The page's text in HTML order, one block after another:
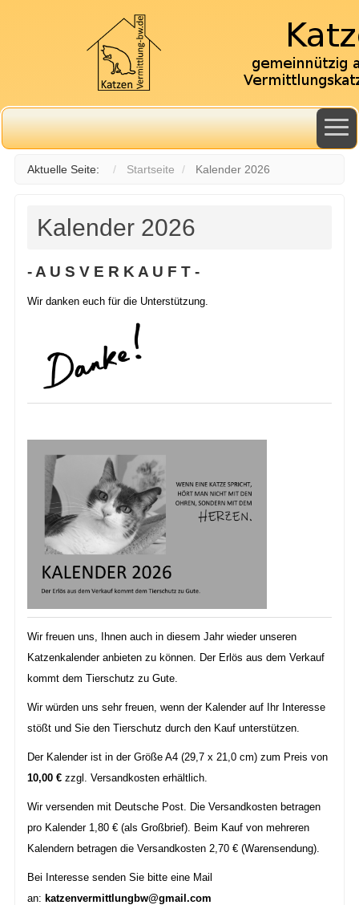
Aktuelle Seite: Startseite Kalender 2026
Kalender 2026
- A U S V E R K A U F T -
Wir danken euch für die Unterstützung.
Wir freuen uns, Ihnen auch in diesem Jahr wieder unseren
Katzenkalender anbieten zu können. Der Erlös aus dem Verkauf
kommt dem Tierschutz zu Gute.
Wir würden uns sehr freuen, wenn der Kalender auf Ihr Interesse
stößt und Sie den Tierschutz durch den Kauf unterstützen.
Der Kalender ist in der Größe A4 (29,7 x 21,0 cm) zum Preis von
10,00 € zzgl. Versandkosten erhältlich.
Wir versenden mit Deutsche Post. Die Versandkosten betragen
pro Kalender 1,80 € (als Großbrief). Beim Kauf von mehreren
Kalendern betragen die Versandkosten 2,70 € (Warensendung).
Bei Interesse senden Sie bitte eine Mail
an: katzenvermittlungbw@gmail.com